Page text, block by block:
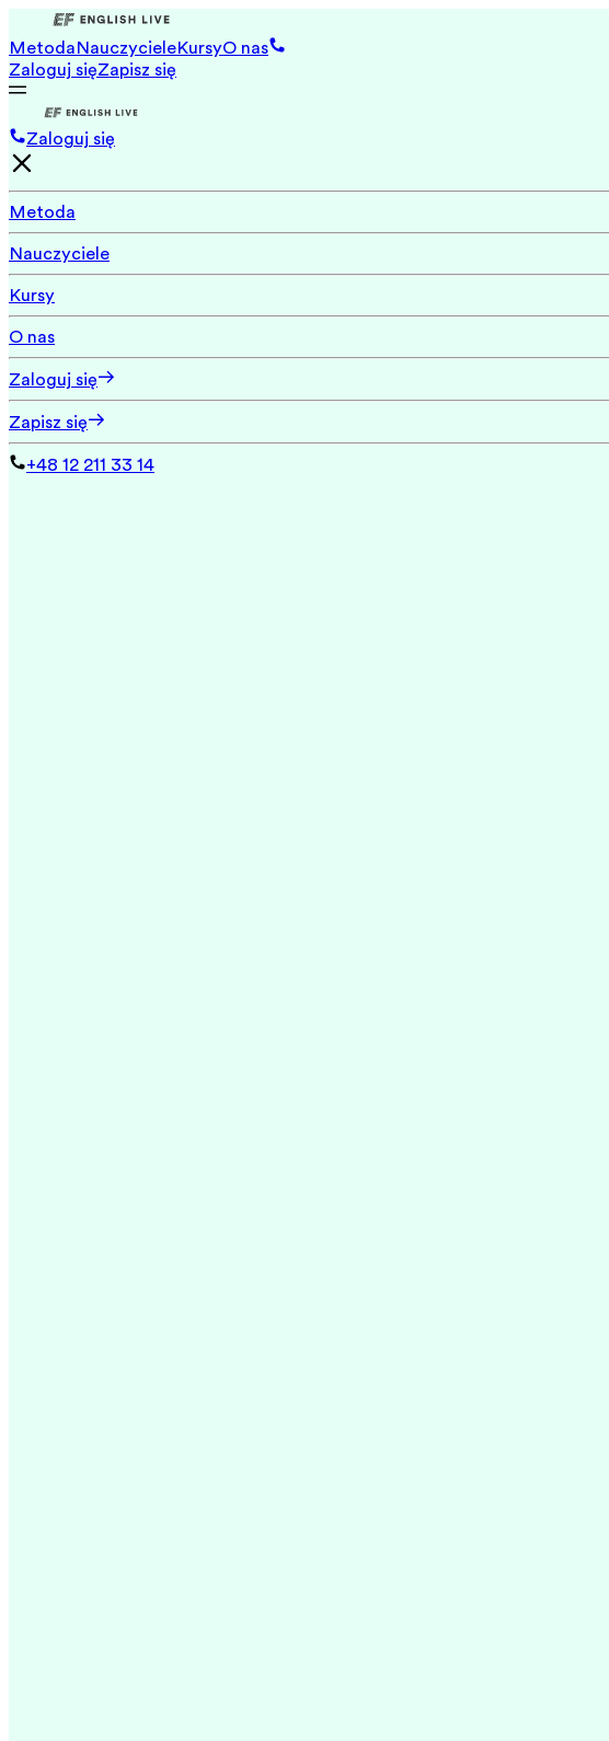
MetodaNauczycieleKursyO nas
Zaloguj sięZapisz się
Zaloguj się
Metoda
Nauczyciele
Kursy
O nas
Zaloguj się
Zapisz się
+48 12 211 33 14